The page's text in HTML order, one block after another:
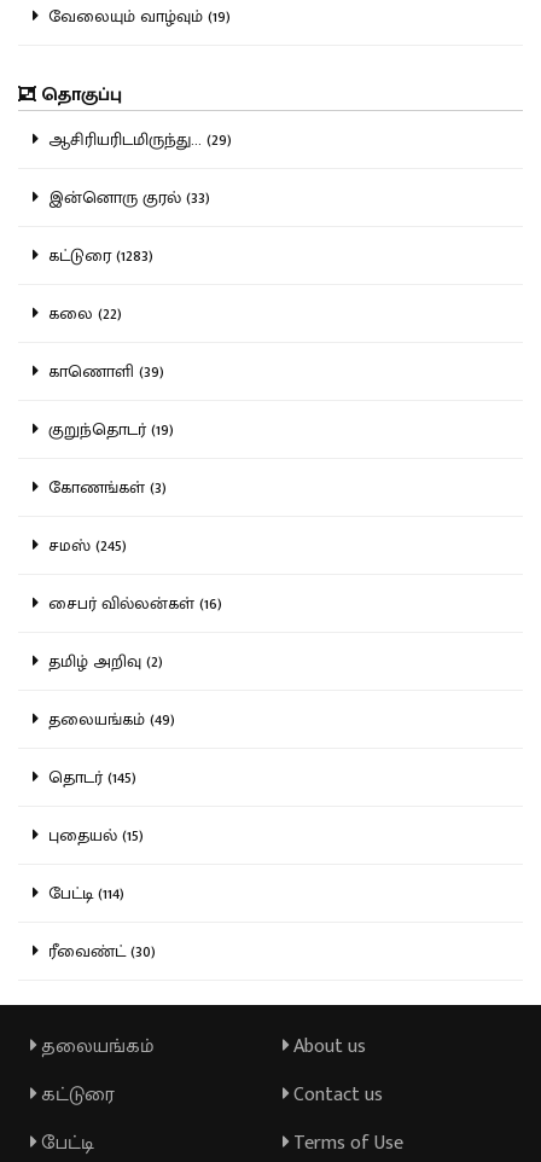
வேலையும் வாழ்வும் (19)
தொகுப்பு
ஆசிரியரிடமிருந்து... (29)
இன்னொரு குரல் (33)
கட்டுரை (1283)
கலை (22)
காணொளி (39)
குறுந்தொடர் (19)
கோணங்கள் (3)
சமஸ் (245)
சைபர் வில்லன்கள் (16)
தமிழ் அறிவு (2)
தலையங்கம் (49)
தொடர் (145)
புதையல் (15)
பேட்டி (114)
ரீவைண்ட் (30)
தலையங்கம்
கட்டுரை
பேட்டி
About us
Contact us
Terms of Use